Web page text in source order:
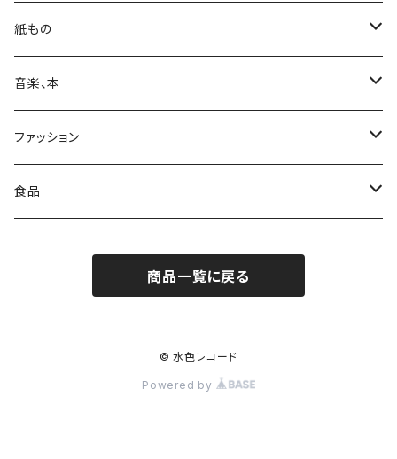
カバン
日用品
収納
装飾
紙もの
Print & Poster
ポストカード
カレンダー
音楽、本
CD
レコード
本
ファッション
靴下
食品
商品一覧に戻る
© 水色レコード
Powered by